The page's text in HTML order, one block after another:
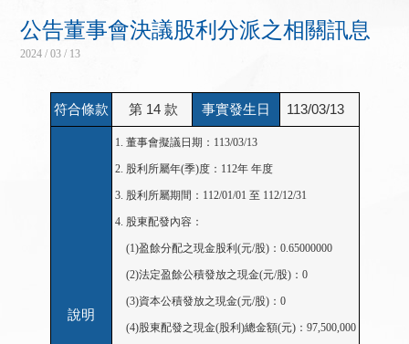
公告董事會決議股利分派之相關訊息
2024 / 03 / 13
符合條款 第 14 款 事實發生日 113/03/13
說明
1. 董事會擬議日期：113/03/13
2. 股利所屬年(季)度：112年 年度
3. 股利所屬期間：112/01/01 至 112/12/31
4. 股東配發內容：
(1)盈餘分配之現金股利(元/股)：0.65000000
(2)法定盈餘公積發放之現金(元/股)：0
(3)資本公積發放之現金(元/股)：0
(4)股東配發之現金(股利)總金額(元)：97,500,000